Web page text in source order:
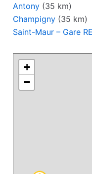
Antony (35 km)
Champigny (35 km)
Saint-Maur – Gare
+
−